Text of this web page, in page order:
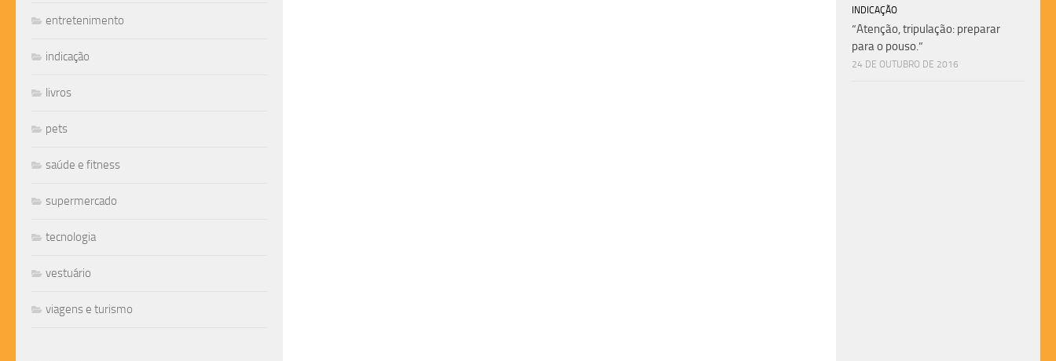
entretenimento
indicação
livros
pets
saúde e fitness
supermercado
tecnologia
vestuário
viagens e turismo
INDICAÇÃO
“Atenção, tripulação: preparar
para o pouso.”
24 DE OUTUBRO DE 2016